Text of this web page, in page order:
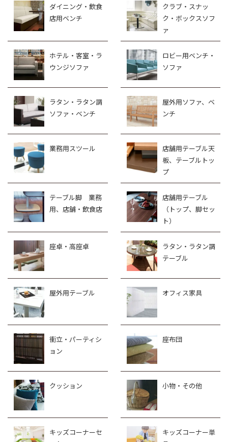
ダイニング・飲食
店用ベンチ
クラブ・スナッ
ク・ボックスソフ
ァ
ホテル・客室・ラ
ウンジソファ
ロビー用ベンチ・
ソファ
ラタン・ラタン調
ソファ・ベンチ
屋外用ソファ、ベ
ンチ
業務用スツール
店舗用テーブル天
板、テーブルトッ
プ
テーブル脚 業務
用、店舗・飲食店
店舗用テーブル
（トップ、脚セッ
ト）
座卓・高座卓
ラタン・ラタン調
テーブル
屋外用テーブル オフィス家具
衝立・パーティシ
ョン
座布団
クッション 小物・その他
キッズコーナーセ
キッズコーナー単